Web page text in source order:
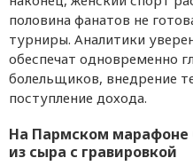
половина фанатов не
турниры. Аналитики
обеспечат одновременно
болельщиков, внедрение
поступление дохода.
На Пармском марафоне
из сыра с гравировкой